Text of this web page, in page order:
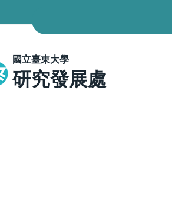
國立臺東大學
研究發展處